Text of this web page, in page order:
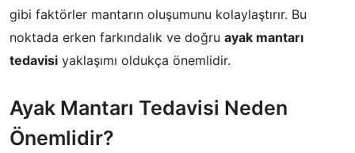
gibi faktörler mantarın oluşumunu kolaylaştırır. Bu
noktada erken farkındalık ve doğru ayak mantarı
tedavisi yaklaşımı oldukça önemlidir.
Ayak Mantarı Tedavisi Neden
Önemlidir?